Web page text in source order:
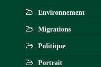
Environnement
Migrations
Politique
Portrait